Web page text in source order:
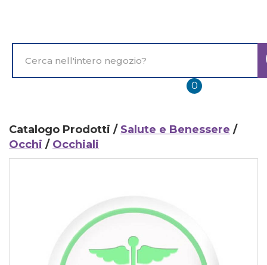
principale
Prodotto
0prodotti
inseriti
Catalogo Prodotti / Salute e Benessere /
Occhi / Occhiali